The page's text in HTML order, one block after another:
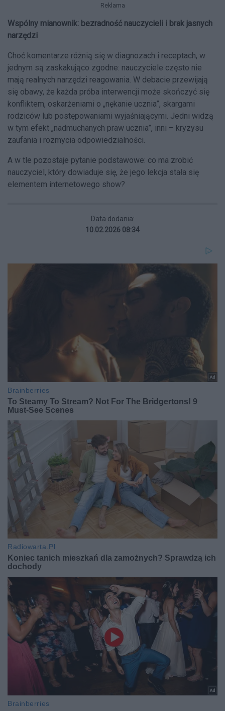
Reklama
Wspólny mianownik: bezradność nauczycieli i brak jasnych
narzędzi
Choć komentarze różnią się w diagnozach i receptach, w
jednym są zaskakująco zgodne: nauczyciele często nie
mają realnych narzędzi reagowania. W debacie przewijają
się obawy, że każda próba interwencji może skończyć się
konfliktem, oskarżeniami o „nękanie ucznia”, skargami
rodziców lub postępowaniami wyjaśniającymi. Jedni widzą
w tym efekt „nadmuchanych praw ucznia”, inni – kryzysu
zaufania i rozmycia odpowiedzialności.
A w tle pozostaje pytanie podstawowe: co ma zrobić
nauczyciel, który dowiaduje się, że jego lekcja stała się
elementem internetowego show?
Data dodania:
10.02.2026 08:34